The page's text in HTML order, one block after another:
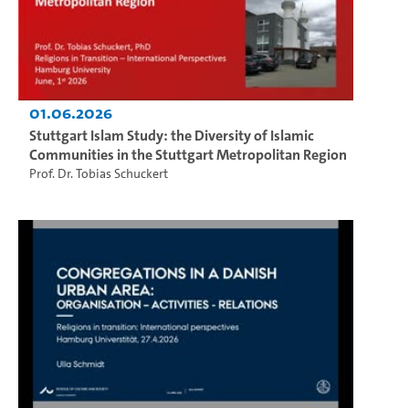
01.06.2026
Stuttgart Islam Study: the Diversity of Islamic
Communities in the Stuttgart Metropolitan Region
Prof. Dr. Tobias Schuckert